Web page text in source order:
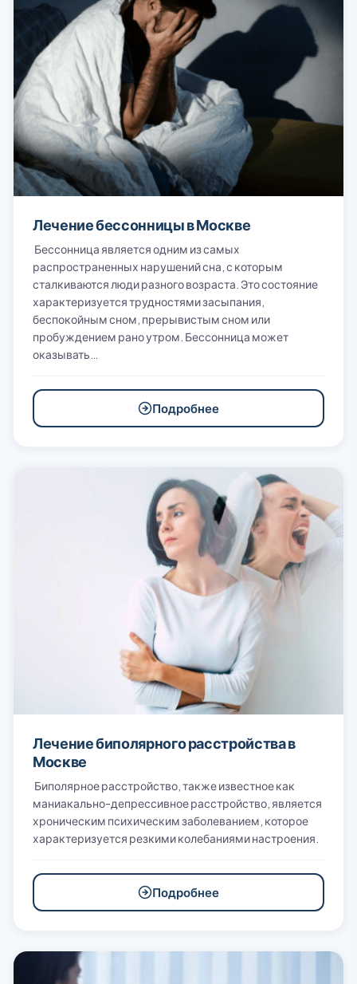
Лечение бессонницы в Москве
Бессонница является одним из самых
распространенных нарушений сна, с которым
сталкиваются люди разного возраста. Это состояние
характеризуется трудностями засыпания,
беспокойным сном, прерывистым сном или
пробуждением рано утром. Бессонница может
оказывать…
Подробнее
Лечение биполярного расстройства в
Москве
Биполярное расстройство, также известное как
маниакально-депрессивное расстройство, является
хроническим психическим заболеванием, которое
характеризуется резкими колебаниями настроения.
Подробнее